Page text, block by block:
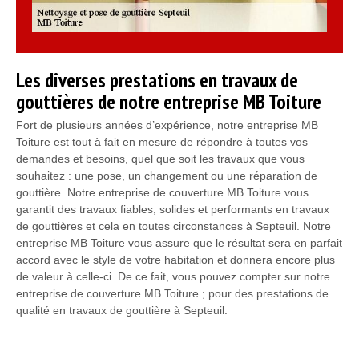
Les diverses prestations en travaux de
gouttières de notre entreprise MB Toiture
Fort de plusieurs années d’expérience, notre entreprise MB
Toiture est tout à fait en mesure de répondre à toutes vos
demandes et besoins, quel que soit les travaux que vous
souhaitez : une pose, un changement ou une réparation de
gouttière. Notre entreprise de couverture MB Toiture vous
garantit des travaux fiables, solides et performants en travaux
de gouttières et cela en toutes circonstances à Septeuil. Notre
entreprise MB Toiture vous assure que le résultat sera en parfait
accord avec le style de votre habitation et donnera encore plus
de valeur à celle-ci. De ce fait, vous pouvez compter sur notre
entreprise de couverture MB Toiture ; pour des prestations de
qualité en travaux de gouttière à Septeuil.